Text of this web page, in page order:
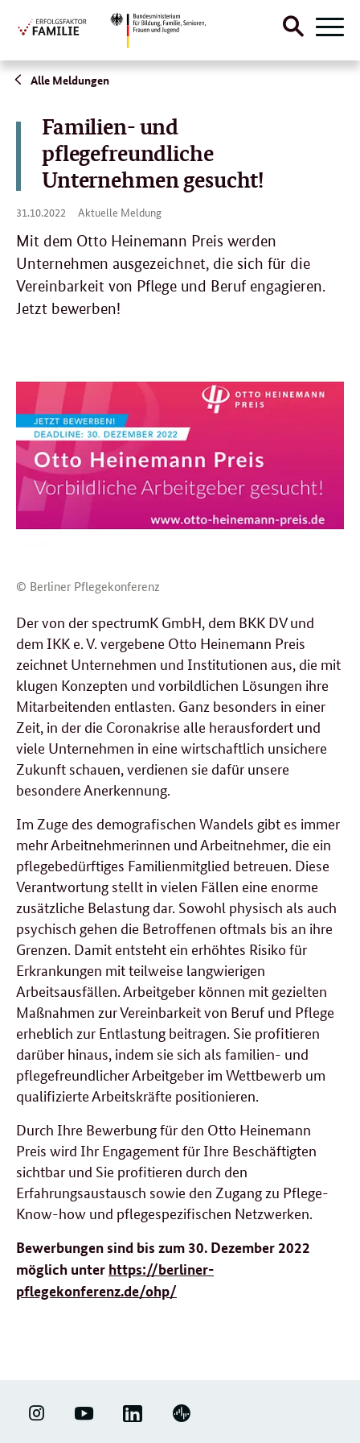
Direktlink:
Suche
Alle Meldungen
Familien- und
pflegefreundliche
Unternehmen gesucht!
31.10.2022
31.
2022
Aktuelle Meldung
Mit dem Otto Heinemann Preis werden
Unternehmen ausgezeichnet, die sich für die
Vereinbarkeit von Pflege und Beruf engagieren.
Jetzt bewerben!
© Berliner Pflegekonferenz
Der von der spectrumK GmbH, dem BKK DV und
dem IKK e. V. vergebene Otto Heinemann Preis
zeichnet Unternehmen und Institutionen aus, die mit
klugen Konzepten und vorbildlichen Lösungen ihre
Mitarbeitenden entlasten. Ganz besonders in einer
Zeit, in der die Coronakrise alle herausfordert und
viele Unternehmen in eine wirtschaftlich unsichere
Zukunft schauen, verdienen sie dafür unsere
besondere Anerkennung.
Im Zuge des demografischen Wandels gibt es immer
mehr Arbeitnehmerinnen und Arbeitnehmer, die ein
pflegebedürftiges Familienmitglied betreuen. Diese
Verantwortung stellt in vielen Fällen eine enorme
zusätzliche Belastung dar. Sowohl physisch als auch
psychisch gehen die Betroffenen oftmals bis an ihre
Grenzen. Damit entsteht ein erhöhtes Risiko für
Erkrankungen mit teilweise langwierigen
Arbeitsausfällen. Arbeitgeber können mit gezielten
Maßnahmen zur Vereinbarkeit von Beruf und Pflege
erheblich zur Entlastung beitragen. Sie profitieren
darüber hinaus, indem sie sich als familien- und
pflegefreundlicher Arbeitgeber im Wettbewerb um
qualifizierte Arbeitskräfte positionieren.
Durch Ihre Bewerbung für den Otto Heinemann
Preis wird Ihr Engagement für Ihre Beschäftigten
sichtbar und Sie profitieren durch den
Erfahrungsaustausch sowie den Zugang zu Pflege-
Know-how und pflegespezifischen Netzwerken.
Bewerbungen sind bis zum 30. Dezember 2022
möglich unter https://berliner-
pflegekonferenz.de/ohp/
ERFOLGSFAKTOR
YOUTUBE LINKEDIN PODIGEE